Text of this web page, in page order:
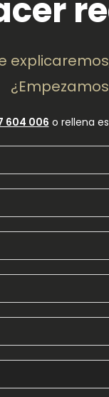
604 006 o rellena